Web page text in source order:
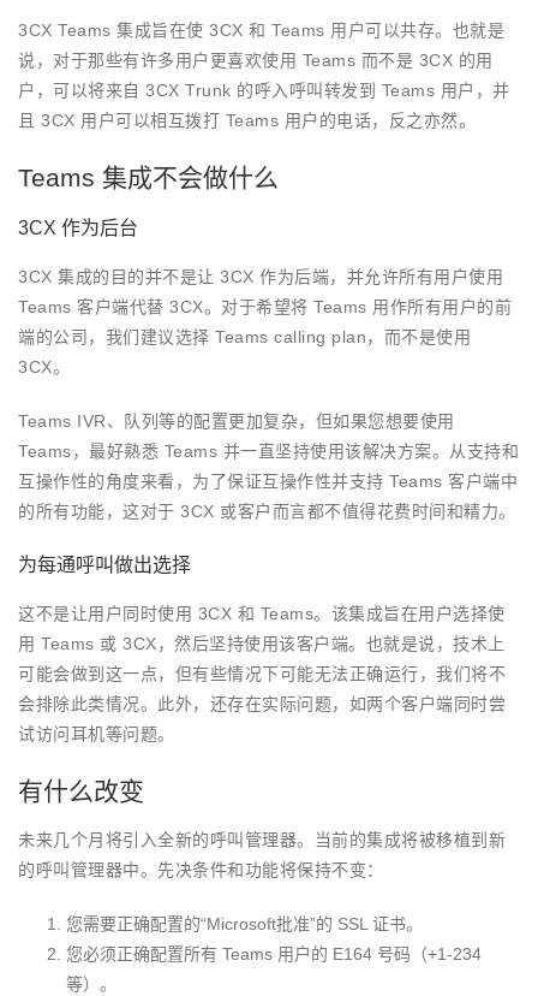
3CX Teams 集成旨在使 3CX 和 Teams 用户可以共存。也就是
说，对于那些有许多用户更喜欢使用 Teams 而不是 3CX 的用
户，可以将来自 3CX Trunk 的呼入呼叫转发到 Teams 用户，并
且 3CX 用户可以相互拨打 Teams 用户的电话，反之亦然。
Teams 集成不会做什么
3CX 作为后台
3CX 集成的目的并不是让 3CX 作为后端，并允许所有用户使用
Teams 客户端代替 3CX。对于希望将 Teams 用作所有用户的前
端的公司，我们建议选择 Teams calling plan，而不是使用
3CX。
Teams IVR、队列等的配置更加复杂，但如果您想要使用
Teams，最好熟悉 Teams 并一直坚持使用该解决方案。从支持和
互操作性的角度来看，为了保证互操作性并支持 Teams 客户端中
的所有功能，这对于 3CX 或客户而言都不值得花费时间和精力。
为每通呼叫做出选择
这不是让用户同时使用 3CX 和 Teams。该集成旨在用户选择使
用 Teams 或 3CX，然后坚持使用该客户端。也就是说，技术上
可能会做到这一点，但有些情况下可能无法正确运行，我们将不
会排除此类情况。此外，还存在实际问题，如两个客户端同时尝
试访问耳机等问题。
有什么改变
未来几个月将引入全新的呼叫管理器。当前的集成将被移植到新
的呼叫管理器中。先决条件和功能将保持不变：
您需要正确配置的“Microsoft批准”的 SSL 证书。
您必须正确配置所有 Teams 用户的 E164 号码（+1-234
等）。